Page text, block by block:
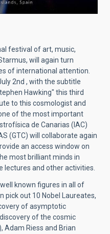
festival of art, music,
will again turn
of international attention.
2nd , with the subtitle
Hawking" this third
to this cosmologist and
of the most important
de Canarias (IAC)
(GTC) will collaborate again
an access window on
most brilliant minds in
lectures and other activities.
known figures in all of
pick out 10 Nobel Laureates,
of asymptotic
of the cosmic
Adam Riess and Brian